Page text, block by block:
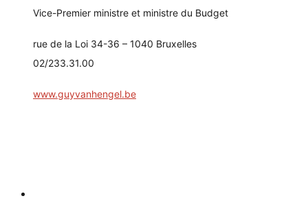
Vice-Premier ministre et ministre du Budget
rue de la Loi 34-36 – 1040 Bruxelles
02/233.31.00
www.guyvanhengel.be